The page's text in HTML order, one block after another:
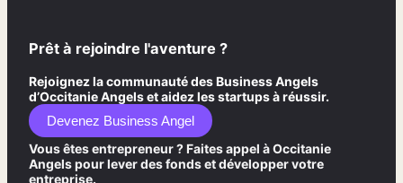
Prêt à rejoindre l'aventure ?
Rejoignez la communauté des Business Angels
d’Occitanie Angels et aidez les startups à réussir.
Devenez Business Angel
Vous êtes entrepreneur ? Faites appel à Occitanie
Angels pour lever des fonds et développer votre
entreprise.